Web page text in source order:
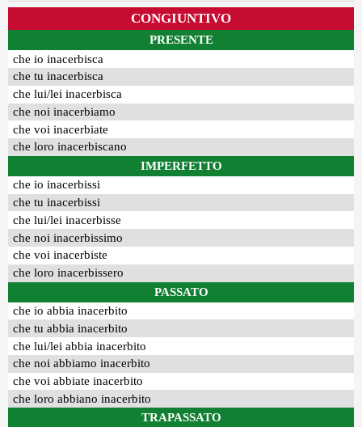
CONGIUNTIVO
PRESENTE
che io inacerbisca
che tu inacerbisca
che lui/lei inacerbisca
che noi inacerbiamo
che voi inacerbiate
che loro inacerbiscano
IMPERFETTO
che io inacerbissi
che tu inacerbissi
che lui/lei inacerbisse
che noi inacerbissimo
che voi inacerbiste
che loro inacerbissero
PASSATO
che io abbia inacerbito
che tu abbia inacerbito
che lui/lei abbia inacerbito
che noi abbiamo inacerbito
che voi abbiate inacerbito
che loro abbiano inacerbito
TRAPASSATO